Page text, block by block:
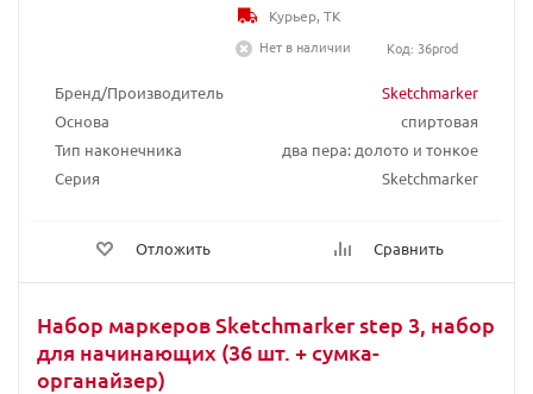
Бренд/Производитель
Sketchmarker
Основа
спиртовая
Тип наконечника
два пера: долото и тонкое
Серия
Sketchmarker
Отложить Сравнить
Курьер, ТК
Нет в наличии
Код: 36prod
Набор маркеров Sketchmarker step 3, набор
для начинающих (36 шт. + сумка-
органайзер)